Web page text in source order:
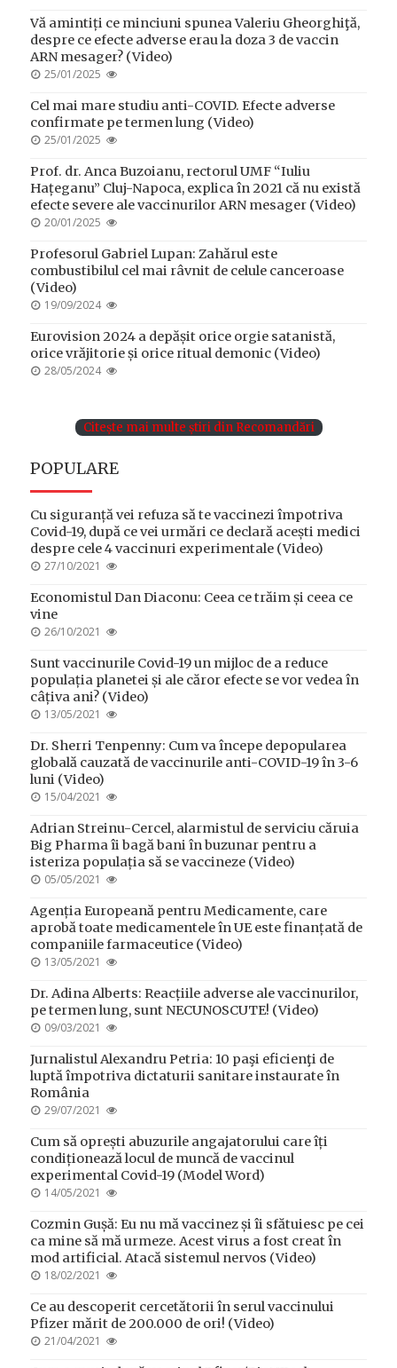
Vă amintiți ce minciuni spunea Valeriu Gheorghiţă,
despre ce efecte adverse erau la doza 3 de vaccin
ARN mesager? (Video)
POSTED
25/01/2025
Cel mai mare studiu anti-COVID. Efecte adverse
confirmate pe termen lung (Video)
POSTED
25/01/2025
Prof. dr. Anca Buzoianu, rectorul UMF “Iuliu
Hațeganu” Cluj-Napoca, explica în 2021 că nu există
efecte severe ale vaccinurilor ARN mesager (Video)
POSTED
20/01/2025
Profesorul Gabriel Lupan: Zahărul este
combustibilul cel mai râvnit de celule canceroase
(Video)
POSTED
19/09/2024
Eurovision 2024 a depășit orice orgie satanistă,
orice vrăjitorie și orice ritual demonic (Video)
POSTED
28/05/2024
Citește mai multe știri din Recomandări
POPULARE
Cu siguranță vei refuza să te vaccinezi împotriva
Covid-19, după ce vei urmări ce declară acești medici
despre cele 4 vaccinuri experimentale (Video)
POSTED
27/10/2021
Economistul Dan Diaconu: Ceea ce trăim și ceea ce
vine
POSTED
26/10/2021
Sunt vaccinurile Covid-19 un mijloc de a reduce
populația planetei și ale căror efecte se vor vedea în
câțiva ani? (Video)
POSTED
13/05/2021
Dr. Sherri Tenpenny: Cum va începe depopularea
globală cauzată de vaccinurile anti-COVID-19 în 3-6
luni (Video)
POSTED
15/04/2021
Adrian Streinu-Cercel, alarmistul de serviciu căruia
Big Pharma îi bagă bani în buzunar pentru a
isteriza populația să se vaccineze (Video)
POSTED
05/05/2021
Agenția Europeană pentru Medicamente, care
aprobă toate medicamentele în UE este finanțată de
companiile farmaceutice (Video)
POSTED
13/05/2021
Dr. Adina Alberts: Reacțiile adverse ale vaccinurilor,
pe termen lung, sunt NECUNOSCUTE! (Video)
POSTED
09/03/2021
Jurnalistul Alexandru Petria: 10 paşi eficienţi de
luptă împotriva dictaturii sanitare instaurate în
România
POSTED
29/07/2021
Cum să oprești abuzurile angajatorului care îți
condiționează locul de muncă de vaccinul
experimental Covid-19 (Model Word)
POSTED
14/05/2021
Cozmin Gușă: Eu nu mă vaccinez și îi sfătuiesc pe cei
ca mine să mă urmeze. Acest virus a fost creat în
mod artificial. Atacă sistemul nervos (Video)
POSTED
18/02/2021
Ce au descoperit cercetătorii în serul vaccinului
Pfizer mărit de 200.000 de ori! (Video)
POSTED
21/04/2021